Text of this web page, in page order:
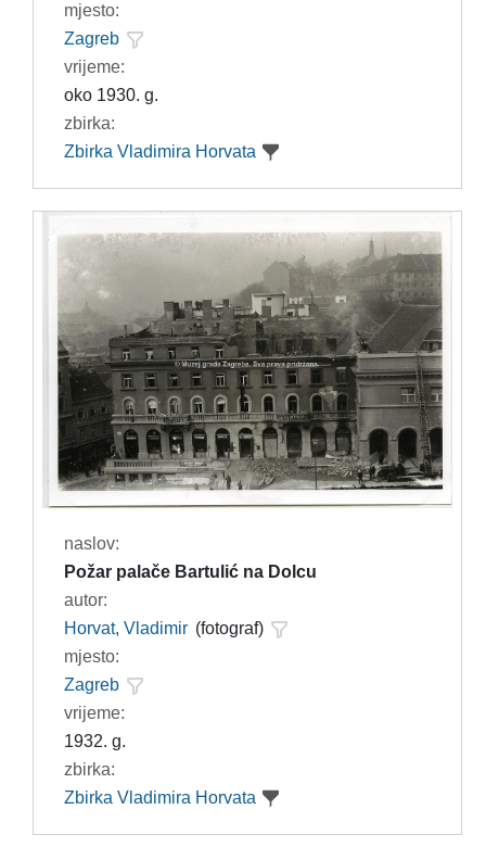
mjesto:
Zagreb
vrijeme:
oko 1930. g.
zbirka:
Zbirka Vladimira Horvata
naslov:
Požar palače Bartulić na Dolcu
autor:
Horvat, Vladimir (fotograf)
mjesto:
Zagreb
vrijeme:
1932. g.
zbirka:
Zbirka Vladimira Horvata